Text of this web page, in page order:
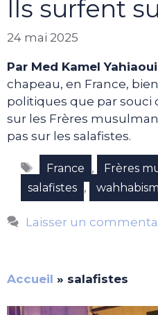
Ils surfent
24 mai 2025
Par Med Kamel
chapeau, en France,
politiques que par souci
sur les Frères
pas sur les salafistes.
Étiquettes
France , Frères
salafistes ,
Laisser un
Accueil » salafistes